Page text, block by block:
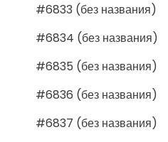
#6833 (без названия)
#6834 (без названия)
#6835 (без названия)
#6836 (без названия)
#6837 (без названия)